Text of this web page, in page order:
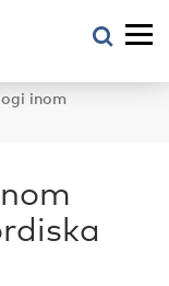
inom